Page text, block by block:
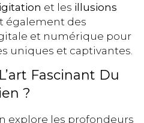
et les illusions
également des
et numérique pour
uniques et captivantes.
Fascinant Du
?
explore les profondeurs